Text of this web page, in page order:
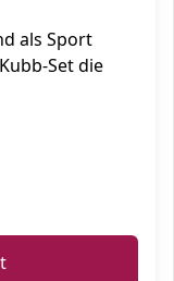
als Sport
Set die